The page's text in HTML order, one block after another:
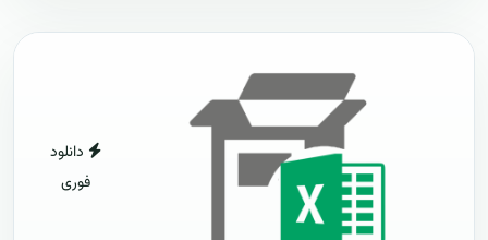
دانلود
فوری